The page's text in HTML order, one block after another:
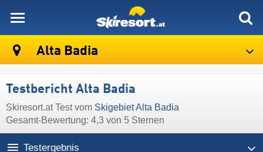
Alta Badia
Testbericht Alta Badia
Skiresort.at Test vom Skigebiet Alta Badia
Gesamt-Bewertung: 4,3 von 5 Sternen
Testergebnis